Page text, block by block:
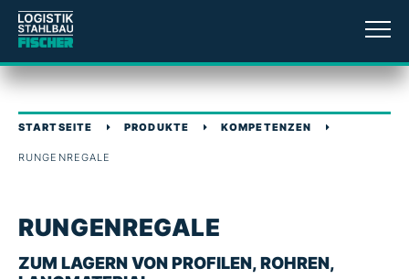
STARTSEITE PRODUKTE KOMPETENZEN
RUNGENREGALE
RUNGENREGALE
ZUM LAGERN VON PROFILEN, ROHREN,